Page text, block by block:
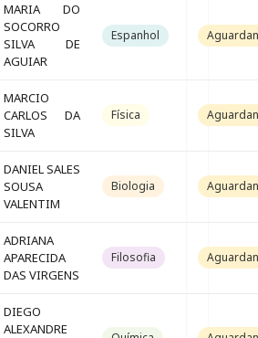
MARIA DO
SOCORRO
SILVA DE
AGUIAR
Espanhol
MARCIO
CARLOS DA
SILVA
Física
DANIEL SALES
SOUSA
VALENTIM
Biologia
ADRIANA
APARECIDA
DAS VIRGENS
Filosofia
DIEGO
ALEXANDRE